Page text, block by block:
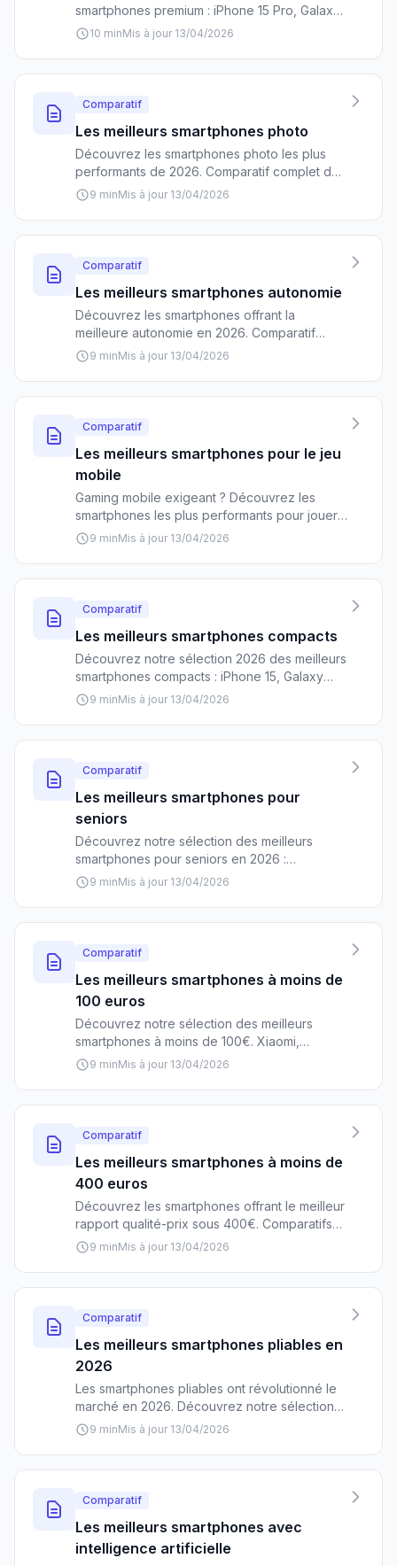
smartphones premium : iPhone 15 Pro, Galaxy
S24 Ultra, Pixel 8 Pro... Comparatif complet
pour choisir le flagship parfait.
10 minMis à jour 13/04/2026
Comparatif
Les meilleurs smartphones photo
Découvrez les smartphones photo les plus
performants de 2026. Comparatif complet des
meilleurs modèles selon votre budget, du
passant par les champions du rapport
9 minMis à jour 13/04/2026
Comparatif
Les meilleurs smartphones autonomie
Découvrez les smartphones offrant la
meilleure autonomie en 2026. Comparatif
détaillé des modèles les plus endurants, avec
pour tous les budgets.
9 minMis à jour 13/04/2026
Comparatif
Les meilleurs smartphones pour le jeu
mobile
Gaming mobile exigeant ? Découvrez les
smartphones les plus performants pour jouer,
de l'iPhone 15 Pro au ROG Phone 8, avec nos
9 minMis à jour 13/04/2026
Comparatif
Les meilleurs smartphones compacts
Découvrez notre sélection 2026 des meilleurs
smartphones compacts : iPhone 15, Galaxy
S24, Pixel 8... Comparatif détaillé, prix et
votre budget.
9 minMis à jour 13/04/2026
Comparatif
Les meilleurs smartphones pour
seniors
Découvrez notre sélection des meilleurs
smartphones pour seniors en 2026 :
interfaces simplifiées, écrans lisibles, boutons
l'usage au quotidien.
9 minMis à jour 13/04/2026
Comparatif
Les meilleurs smartphones à moins de
100 euros
Découvrez notre sélection des meilleurs
smartphones à moins de 100€. Xiaomi,
Samsung, Realme : comparatif complet des
en 2024.
9 minMis à jour 13/04/2026
Comparatif
Les meilleurs smartphones à moins de
400 euros
Découvrez les smartphones offrant le meilleur
rapport qualité-prix sous 400€. Comparatifs
détaillés, performances, photo, autonomie :
9 minMis à jour 13/04/2026
Comparatif
Les meilleurs smartphones pliables en
2026
Les smartphones pliables ont révolutionné le
marché en 2026. Découvrez notre sélection
des meilleurs modèles, du Galaxy Z Fold 6 au
choisir selon votre budget et vos besoins.
9 minMis à jour 13/04/2026
Comparatif
Les meilleurs smartphones avec
intelligence artificielle